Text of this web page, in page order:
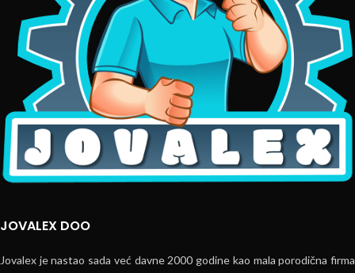
JOVALEX DOO
Jovalex je nastao sada već davne 2000 godine kao mala porodična firma